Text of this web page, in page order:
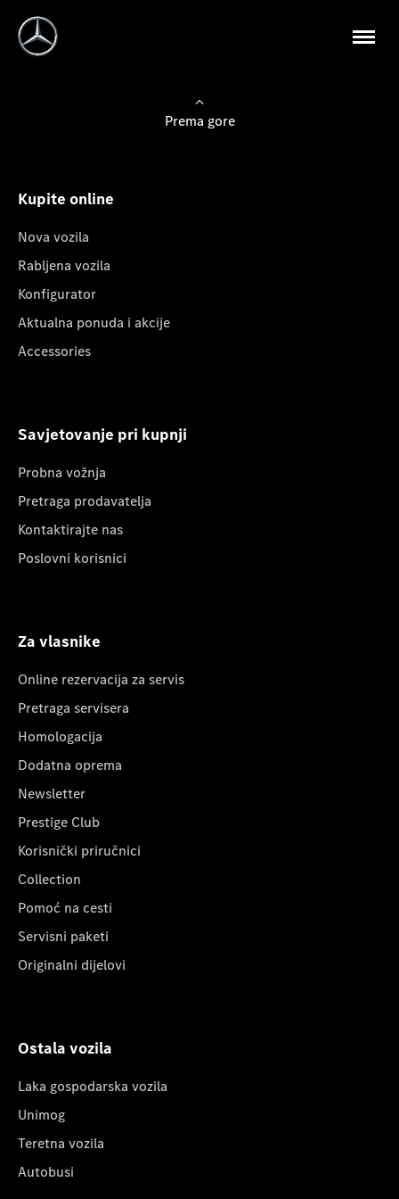
Prema gore
Kupite online
Nova vozila
Rabljena vozila
Konfigurator
Aktualna ponuda i akcije
Accessories
Savjetovanje pri kupnji
Probna vožnja
Pretraga prodavatelja
Kontaktirajte nas
Poslovni korisnici
Za vlasnike
Online rezervacija za servis
Pretraga servisera
Homologacija
Dodatna oprema
Newsletter
Prestige Club
Korisnički priručnici
Collection
Pomoć na cesti
Servisni paketi
Originalni dijelovi
Ostala vozila
Laka gospodarska vozila
Unimog
Teretna vozila
Autobusi